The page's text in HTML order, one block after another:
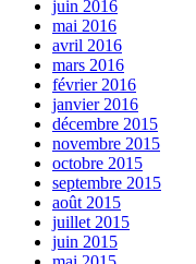
juin 2016
mai 2016
avril 2016
mars 2016
février 2016
janvier 2016
décembre 2015
novembre 2015
octobre 2015
septembre 2015
août 2015
juillet 2015
juin 2015